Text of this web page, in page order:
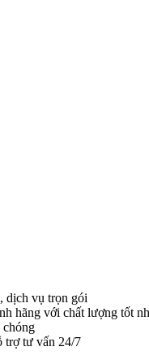
dịch vụ trọn gói
hãng với chất lượng tốt
chóng
trợ tư vấn 24/7